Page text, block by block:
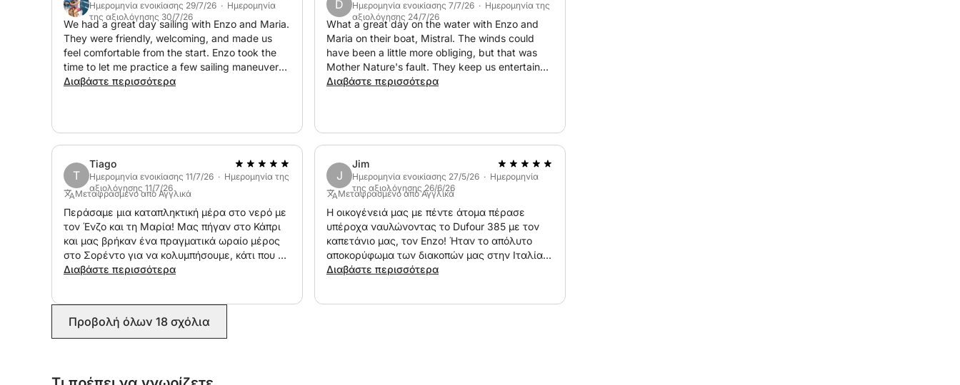
καθαρισμός, παροχές στο σκάφος) που πρέπει να καταβληθούν κατά την επιβίβαση.
Πιθανές επιπλέον χρεώσεις: διανυκτέρευση στο λιμάνι και λιμενικοί φόροι, εάν υπάρχουν,
πρόσδεση σημαδούρας, ταξί, κ.λπ.
----------------------------------------------------------
Για περισσότερες πληροφορίες, επικοινωνήστε μαζί μου στο Click&Boat για να κλείσετε
Ημερομηνία ενοικίασης 29/7/26 · Ημερομηνία
της αξιολόγησης 30/7/26
We had a great day sailing with Enzo and Maria.
They were friendly, welcoming, and made us
feel comfortable from the start. Enzo took the
time to let me practice a few sailing maneuvers
and even let me take the helm, which I really
Διαβάστε περισσότερα
D
Ημερομηνία ενοικίασης 7/7/26 · Ημερομηνία της
αξιολόγησης 24/7/26
What a great day on the water with Enzo and
Maria on their boat, Mistral. The winds could
have been a little more obliging, but that was
Mother Nature's fault. They keep us entertained
with stories of Sorento and the Amalfi Coast as
as could be. We would charter the Mistral again.
Διαβάστε περισσότερα
T
Tiago
Ημερομηνία ενοικίασης 11/7/26 · Ημερομηνία της
αξιολόγησης 11/7/26
Μεταφρασμένο από Αγγλικά
Περάσαμε μια καταπληκτική μέρα στο νερό με
τον Ένζο και τη Μαρία! Μας πήγαν στο Κάπρι
και μας βρήκαν ένα πραγματικά ωραίο μέρος
στο Σορέντο για να κολυμπήσουμε, κάτι που τα
παιδιά λάτρεψαν απόλυτα. Ειλικρινά, μας
πρόσφεραν σνακ και σπριτζ. Ήταν εύκολα ένα
από τα highlights του ταξιδιού μας. Ένα μεγάλο
Διαβάστε περισσότερα
J
Jim
Ημερομηνία ενοικίασης 27/5/26 · Ημερομηνία
της αξιολόγησης 26/6/26
Μεταφρασμένο από Αγγλικά
Η οικογένειά μας με πέντε άτομα πέρασε
υπέροχα ναυλώνοντας το Dufour 385 με τον
καπετάνιο μας, τον Enzo! Ήταν το απόλυτο
αποκορύφωμα των διακοπών μας στην Ιταλία.
Το σκάφος ήταν απίστευτα ευρύχωρο και
Διαβάστε περισσότερα
Προβολή όλων 18 σχόλια